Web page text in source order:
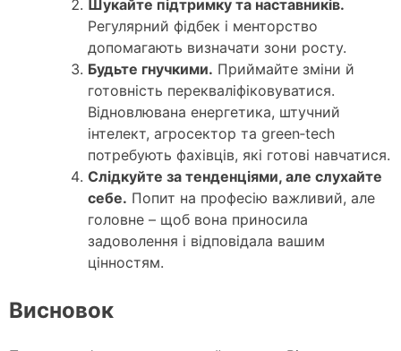
Шукайте підтримку та наставників.
Регулярний фідбек і менторство
допомагають визначати зони росту.
Будьте гнучкими. Приймайте зміни й
готовність перекваліфіковуватися.
Відновлювана енергетика, штучний
інтелект, агросектор та green‑tech
потребують фахівців, які готові навчатися.
Слідкуйте за тенденціями, але слухайте
себе. Попит на професію важливий, але
головне – щоб вона приносила
задоволення і відповідала вашим
цінностям.
Висновок